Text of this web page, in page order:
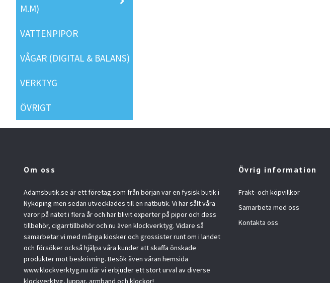
M.M)
VATTENPIPOR
VÅGAR (DIGITAL & BALANS)
VERKTYG
ÖVRIGT
Om oss
Adamsbutik.se är ett företag som från början var en fysisk butik i
Nyköping men sedan utvecklades till en nätbutik. Vi har sålt våra
varor på nätet i flera år och har blivit experter på pipor och dess
tillbehör, cigarrtillbehör och nu även klockverktyg. Vidare så
samarbetar vi med många kiosker och grossister runt om i landet
och försöker också hjälpa våra kunder att skaffa önskade
produkter mot beskrivning. Besök även våran hemsida
www.klockverktyg.nu där vi erbjuder ett stort urval av diverse
klockverktyg, luppar, armband och klockor!
Övrig information
Frakt- och köpvillkor
Samarbeta med oss
Kontakta oss